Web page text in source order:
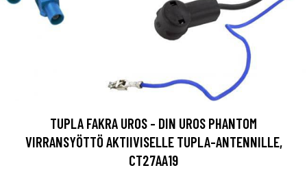
TUPLA FAKRA UROS - DIN UROS PHANTOM
VIRRANSYÖTTÖ AKTIIVISELLE TUPLA-ANTENNILLE,
CT27AA19